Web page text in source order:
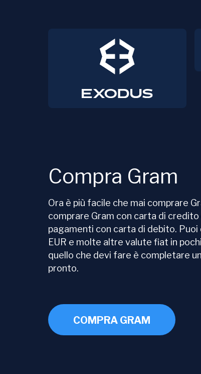
Compra Gram
Ora è più facile che mai comprare
comprare Gram con carta di
pagamenti con carta di debito. Puoi
EUR e molte altre valute fiat in
quello che devi fare è completare
pronto.
COMPRA GRAM